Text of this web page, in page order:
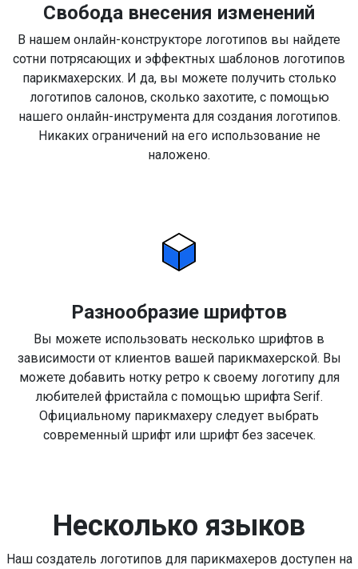
Свобода внесения изменений
В нашем онлайн-конструкторе логотипов вы найдете
сотни потрясающих и эффектных шаблонов логотипов
парикмахерских. И да, вы можете получить столько
логотипов салонов, сколько захотите, с помощью
нашего онлайн-инструмента для создания логотипов.
Никаких ограничений на его использование не
наложено.
Разнообразие шрифтов
Вы можете использовать несколько шрифтов в
зависимости от клиентов вашей парикмахерской. Вы
можете добавить нотку ретро к своему логотипу для
любителей фристайла с помощью шрифта Serif.
Официальному парикмахеру следует выбрать
современный шрифт или шрифт без засечек.
Несколько языков
Наш создатель логотипов для парикмахеров доступен на